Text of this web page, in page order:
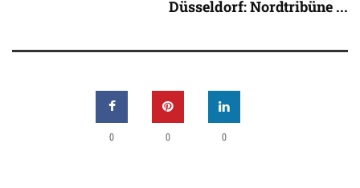
Düsseldorf: Nordtribüne ...
0 0 0